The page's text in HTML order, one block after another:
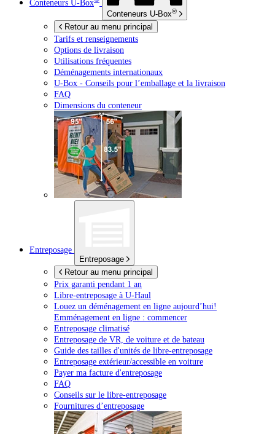
Conteneurs U-Box
Conteneurs U-Box®
Retour au menu principal
Tarifs et renseignements
Options de livraison
Utilisations fréquentes
Déménagements internationaux
U-Box - Conseils pour l’emballage et la livraison
FAQ
Dimensions du conteneur
Entreposage
Entreposage
Retour au menu principal
Prix garanti pendant 1 an
Libre-entreposage à U-Haul
Louez un déménagement en ligne aujourd’hui!
Emménagement en ligne : commencer
Entreposage climatisé
Entreposage de VR, de voiture et de bateau
Guide des tailles d'unités de libre-entreposage
Entreposage extérieur/accessible en voiture
Payer ma facture d'entreposage
FAQ
Conseils sur le libre-entreposage
Fournitures d’entreposage